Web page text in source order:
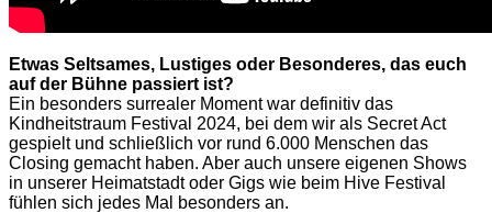
Etwas Seltsames, Lustiges oder Besonderes, das euch
auf der Bühne passiert ist?
Ein besonders surrealer Moment war definitiv das
Kindheitstraum Festival 2024, bei dem wir als Secret Act
gespielt und schließlich vor rund 6.000 Menschen das
Closing gemacht haben. Aber auch unsere eigenen Shows
in unserer Heimatstadt oder Gigs wie beim Hive Festival
fühlen sich jedes Mal besonders an.